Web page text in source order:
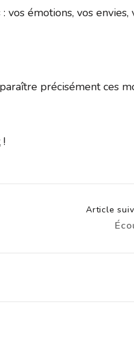
émotions, vos envies,
précisément ces
!
Article